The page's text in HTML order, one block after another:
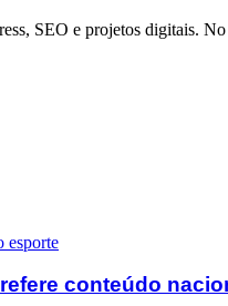
SEO e projetos digitais.
conteúdo